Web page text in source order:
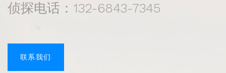
侦探电话：132-6843-7345
联系我们